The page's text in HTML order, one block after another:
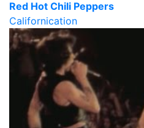
Red Hot Chili Peppers
Californication